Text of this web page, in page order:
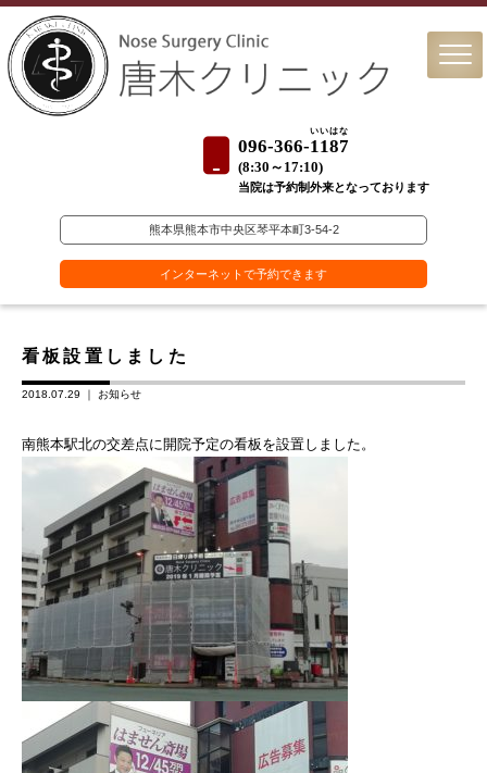
096-366-1187
いいはな
(8:30～17:10)
当院は予約制外来となっております
熊本県熊本市中央区琴平本町3-54-2
インターネットで予約できます
看板設置しました
2018.07.29 ｜ お知らせ
南熊本駅北の交差点に開院予定の看板を設置しました。